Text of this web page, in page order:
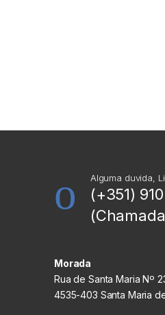
Alguma duvida,
(+351)
Morada
Rua de Santa Maria Nº
4535-403 Santa Maria